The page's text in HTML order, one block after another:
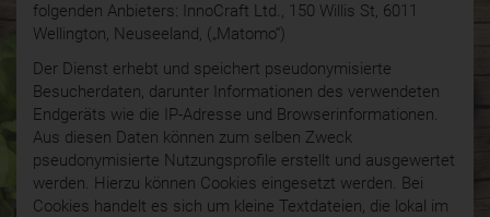
folgenden Anbieters: InnoCraft Ltd., 150 Willis St, 6011
Wellington, Neuseeland, („Matomo“)
Der Dienst erhebt und speichert pseudonymisierte
Besucherdaten, darunter Informationen des verwendeten
Endgeräts wie die IP-Adresse und Browserinformationen.
Aus diesen Daten können zum selben Zweck
pseudonymisierte Nutzungsprofile erstellt und ausgewertet
werden. Hierzu können Cookies eingesetzt werden. Bei
Cookies handelt es sich um kleine Textdateien, die lokal im